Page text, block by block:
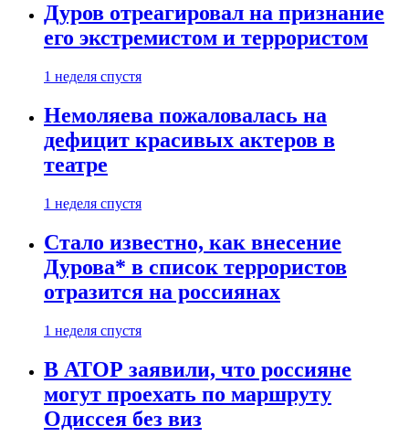
Дуров отреагировал на признание
его экстремистом и террористом
1 неделя спустя
Немоляева пожаловалась на
дефицит красивых актеров в
театре
1 неделя спустя
Стало известно, как внесение
Дурова* в список террористов
отразится на россиянах
1 неделя спустя
В АТОР заявили, что россияне
могут проехать по маршруту
Одиссея без виз